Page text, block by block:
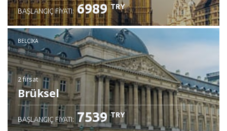
BAŞLANGIÇ FIYATI: 6989 TRY
BELÇIKA
2 fırsat
Brüksel
BAŞLANGIÇ FIYATI: 7539 TRY